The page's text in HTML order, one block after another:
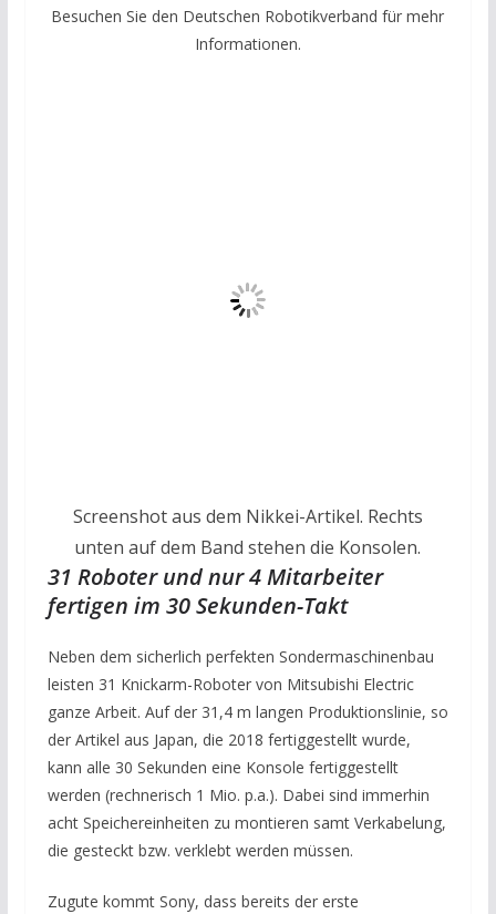
Besuchen Sie den Deutschen Robotikverband für mehr
Informationen.
Screenshot aus dem Nikkei-Artikel. Rechts
unten auf dem Band stehen die Konsolen.
31 Roboter und nur 4 Mitarbeiter
fertigen im 30 Sekunden-Takt
Neben dem sicherlich perfekten Sondermaschinenbau
leisten 31 Knickarm-Roboter von Mitsubishi Electric
ganze Arbeit. Auf der 31,4 m langen Produktionslinie, so
der Artikel aus Japan, die 2018 fertiggestellt wurde,
kann alle 30 Sekunden eine Konsole fertiggestellt
werden (rechnerisch 1 Mio. p.a.). Dabei sind immerhin
acht Speichereinheiten zu montieren samt Verkabelung,
die gesteckt bzw. verklebt werden müssen.
Zugute kommt Sony, dass bereits der erste